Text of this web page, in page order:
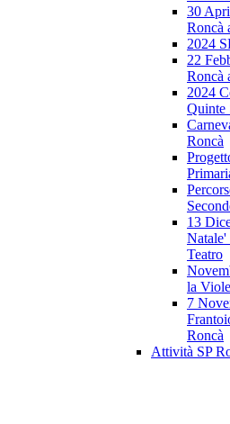
30
Roncà
2024
22
Roncà
2024
Quinte
Roncà
13
Natale'
Teatro
la
7
Roncà
Attività SP